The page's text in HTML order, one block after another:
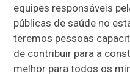
equipes responsáveis
públicas de saúde no
teremos pessoas
de contribuir para a
melhor para todos os